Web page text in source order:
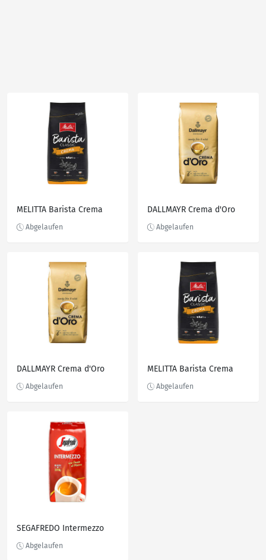
MELITTA Barista Crema DALLMAYR Crema d'Oro
DALLMAYR Crema d'Oro MELITTA Barista Crema
SEGAFREDO Intermezzo